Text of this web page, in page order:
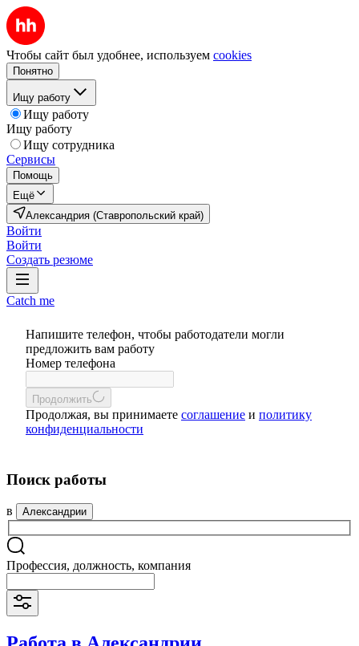
Чтобы сайт был удобнее, используем cookies
Понятно
Ищу работу
Ищу работу
Ищу работу
Ищу сотрудника
Сервисы
Помощь
Ещё
Александрия (Ставропольский край)
Войти
Войти
Создать резюме
Catch me
Напишите телефон, чтобы работодатели могли
предложить вам работу
Номер телефона
Продолжить
Продолжая, вы принимаете соглашение и политику
конфиденциальности
Поиск работы
в Александрии
Профессия, должность, компания